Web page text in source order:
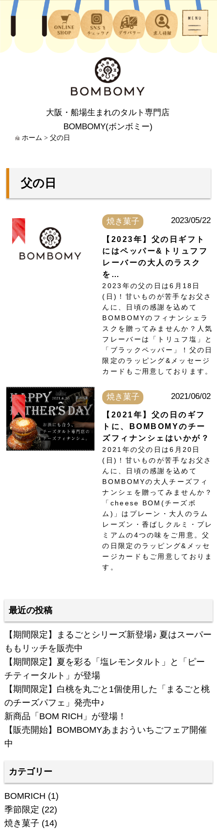
大阪・船場生まれのタルト専門店
BOMBOMY(ボンボミー)
ホーム > 父の日
父の日
焼き菓子 2023/05/22
【2023年】父の日ギフト
にはペッパー&トリュフフ
レーバーの大人のラスク
を…
2023年の父の日は6月18日
(日)！甘いものが苦手なお父さ
んに、日頃の感謝を込めて
BOMBOMYのフィナンシェラ
スクを贈ってみませんか？人気
フレーバーは「トリュフ塩」と
「ブラックペッパー」！父の日
限定のラッピング&メッセージ
カードもご用意しております。
焼き菓子 2021/06/02
【2021年】父の日のギフ
トに、BOMBOMYのチー
ズフィナンシェはいかが？
2021年の父の日は6月20日
(日)！甘いものが苦手なお父さ
んに、日頃の感謝を込めて
BOMBOMYの大人チーズフィ
ナンシェを贈ってみませんか？
「cheese BOM(チーズボ
ム)」はプレーン・大人のラム
レーズン・香ばしクルミ・プレ
ミアムの4つの味をご用意。父
の日限定のラッピング&メッセ
ージカードもご用意しておりま
す。
最近の投稿
【期間限定】まるごとシリーズ新登場♪ 夏はスーパー
ももリッチを販売中
【期間限定】夏を彩る「塩レモンタルト」と「ピー
チティータルト」が登場
【期間限定】白桃を丸ごと1個使用した「まるごと桃
のチーズパフェ」発売中♪
新商品「BOM RICH」が登場！
【販売開始】BOMBOMYあまおういちごフェア開催
中
カテゴリー
BOMRICH (1)
季節限定 (22)
焼き菓子 (14)